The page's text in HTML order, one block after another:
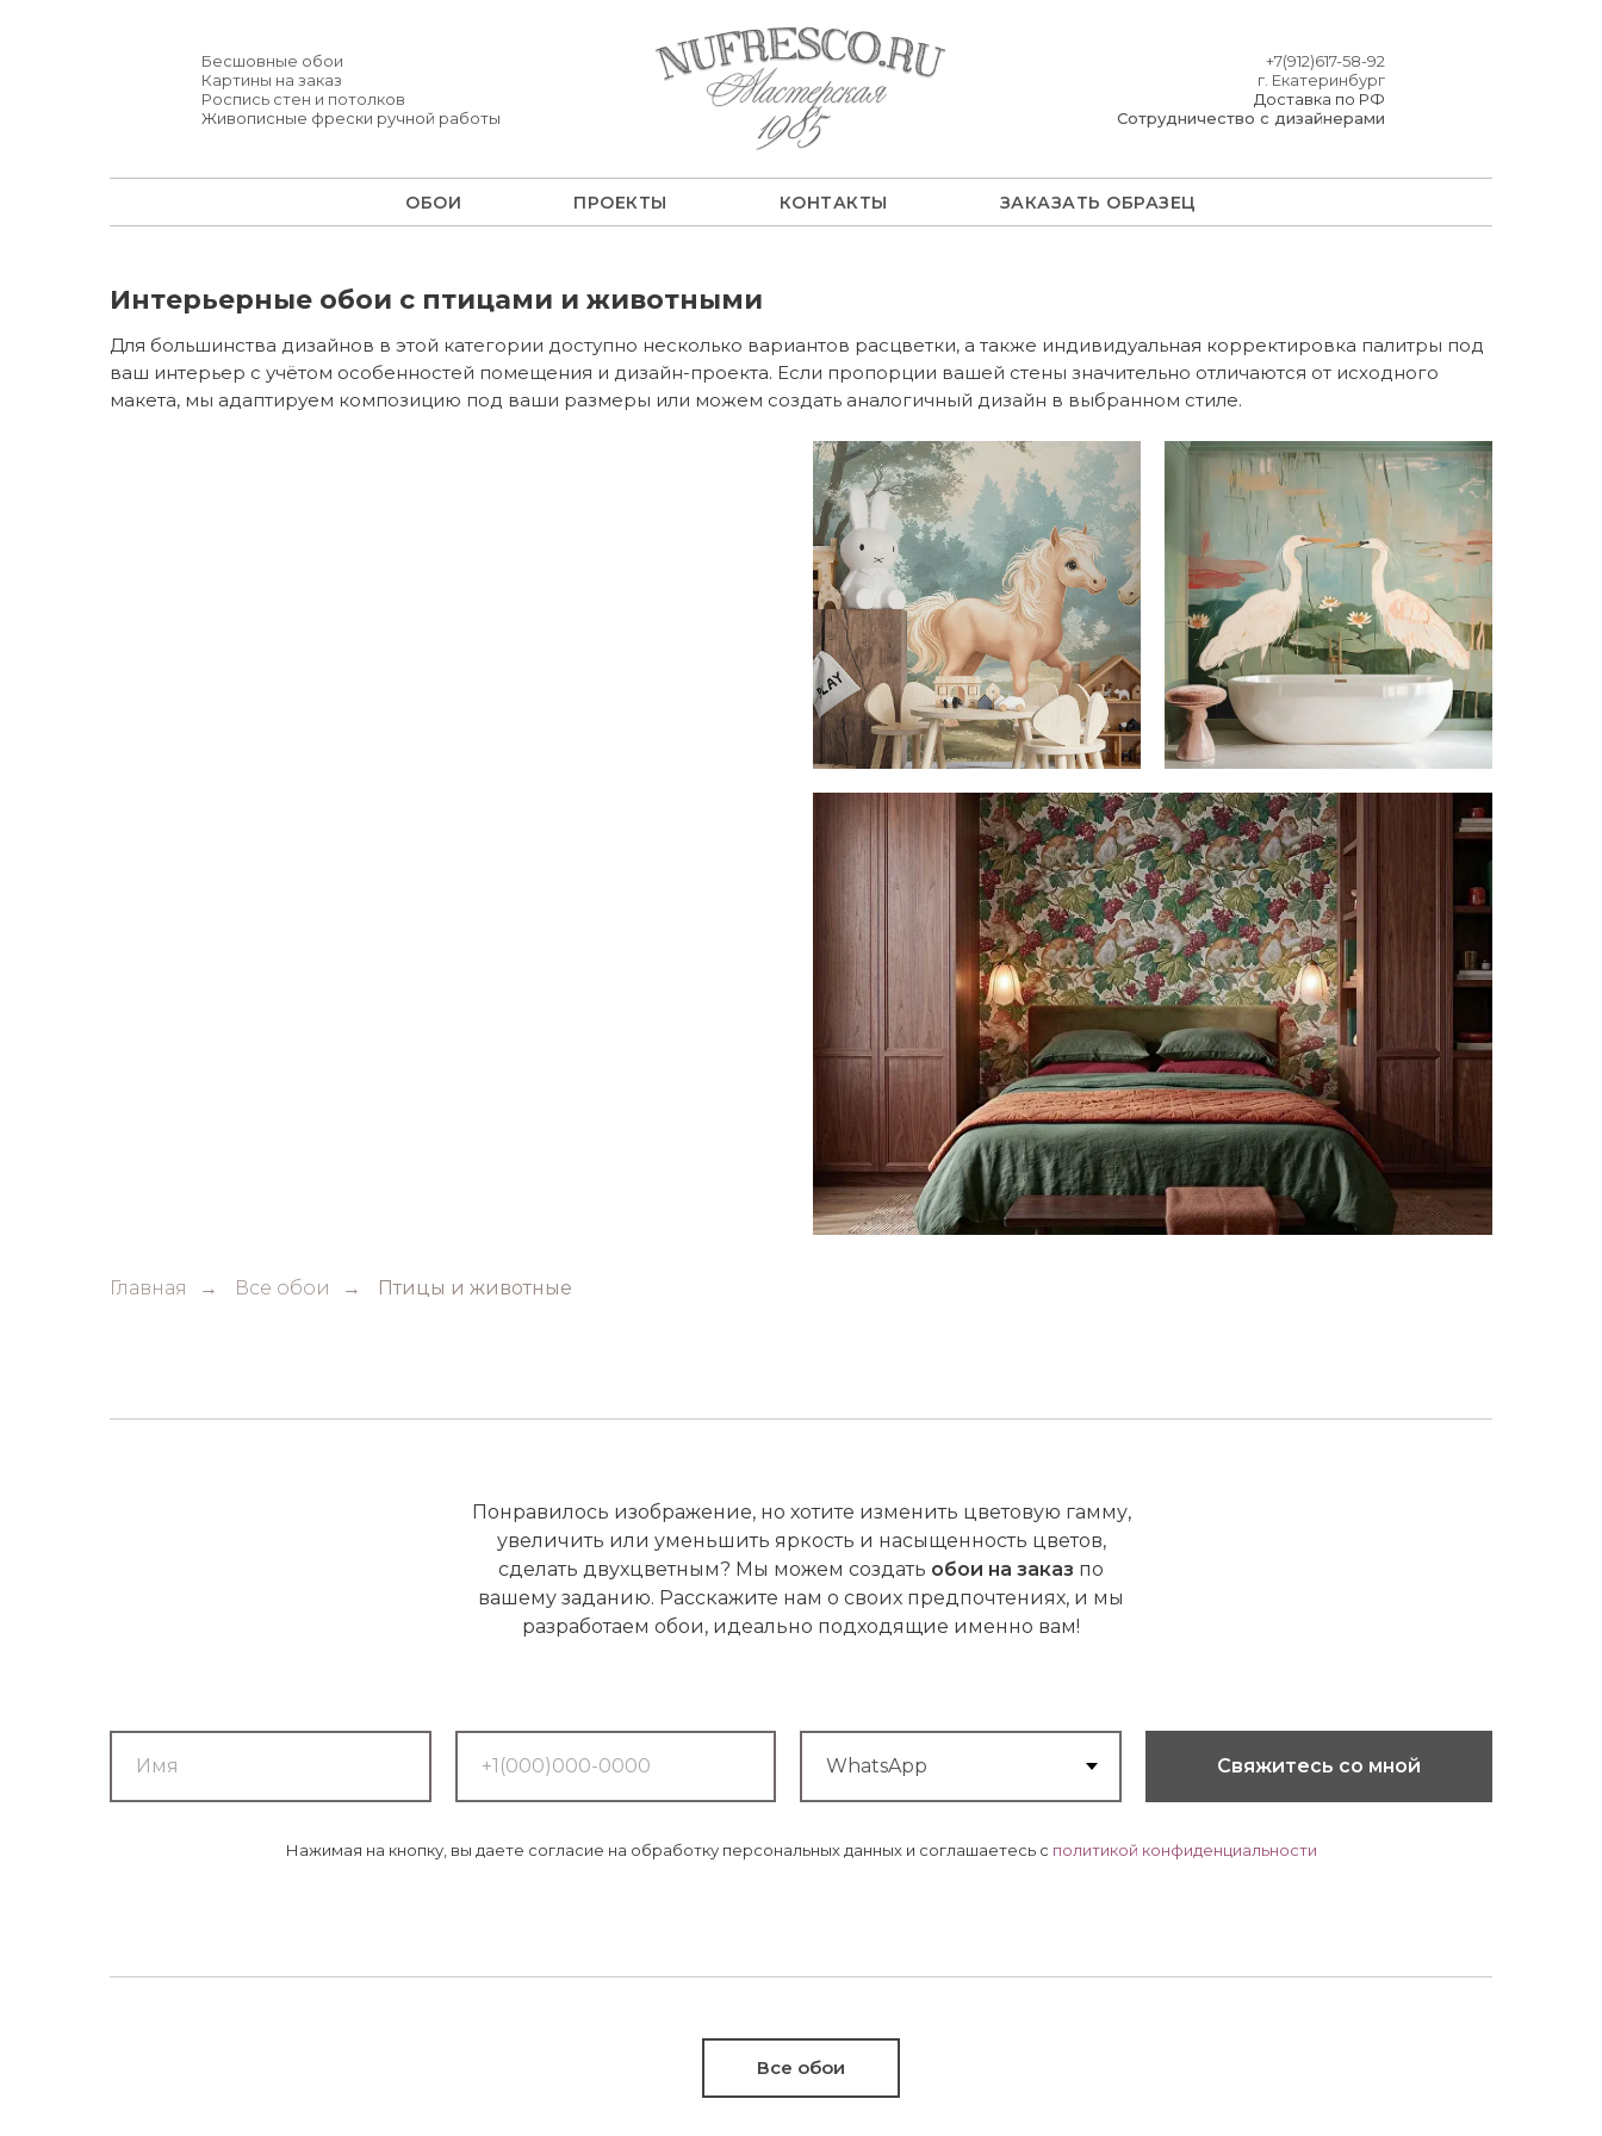
Бесшовные обои
Картины на заказ
Роспись стен и потолков
Живописные фрески ручной работы
+7(912)617-58-92
г. Екатеринбург
Доставка по РФ
Сотрудничество с дизайнерами
ОБОИ ПРОЕКТЫ КОНТАКТЫ ЗАКАЗАТЬ ОБРАЗЕЦ
Интерьерные обои с птицами и животными
Для большинства дизайнов в этой категории доступно несколько вариантов расцветки, а также индивидуальная корректировка палитры под
ваш интерьер с учётом особенностей помещения и дизайн-проекта. Если пропорции вашей стены значительно отличаются от исходного
макета, мы адаптируем композицию под ваши размеры или можем создать аналогичный дизайн в выбранном стиле.
Главная → Все обои → Птицы и животные
Понравилось изображение, но хотите изменить цветовую гамму,
увеличить или уменьшить яркость и насыщенность цветов,
сделать двухцветным? Мы можем создать обои на заказ по
вашему заданию. Расскажите нам о своих предпочтениях, и мы
разработаем обои, идеально подходящие именно вам!
Свяжитесь со мной
Нажимая на кнопку, вы даете согласие на обработку персональных данных и соглашаетесь c политикой конфиденциальности
Все обои